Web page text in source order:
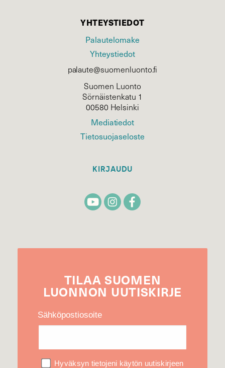
YHTEYSTIEDOT
Palautelomake
Yhteystiedot
palaute@suomenluonto.fi
Suomen Luonto
Sörnäistenkatu 1
00580 Helsinki
Mediatiedot
Tietosuojaseloste
KIRJAUDU
TILAA SUOMEN
LUONNON UUTIS­KIRJE
Sähköpostiosoite
Hyväksyn tietojeni käytön uutiskirjeen